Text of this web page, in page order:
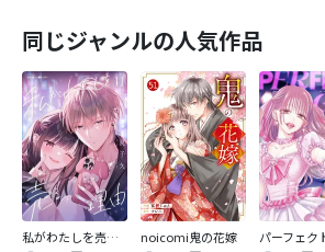
同じジャンルの人気作品
私がわたしを売る理由
noicomi鬼の花嫁